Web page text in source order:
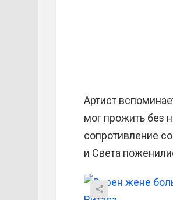
Артист
мог прожить без
сопротивление
и Света